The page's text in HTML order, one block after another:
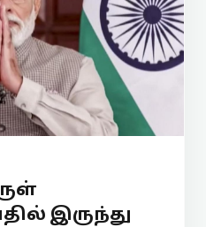
இருந்து